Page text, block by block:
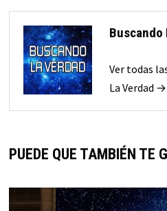
Buscando
Ver todas
La Verdad →
PUEDE QUE TAMBIÉN TE